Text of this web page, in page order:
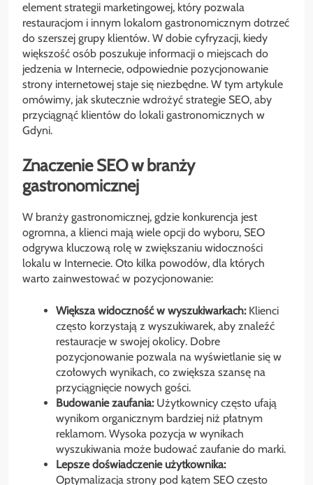
element strategii marketingowej, który pozwala
restauracjom i innym lokalom gastronomicznym dotrzeć
do szerszej grupy klientów. W dobie cyfryzacji, kiedy
większość osób poszukuje informacji o miejscach do
jedzenia w Internecie, odpowiednie pozycjonowanie
strony internetowej staje się niezbędne. W tym artykule
omówimy, jak skutecznie wdrożyć strategie SEO, aby
przyciągnąć klientów do lokali gastronomicznych w
Gdyni.
Znaczenie SEO w branży
gastronomicznej
W branży gastronomicznej, gdzie konkurencja jest
ogromna, a klienci mają wiele opcji do wyboru, SEO
odgrywa kluczową rolę w zwiększaniu widoczności
lokalu w Internecie. Oto kilka powodów, dla których
warto zainwestować w pozycjonowanie:
Większa widoczność w wyszukiwarkach:Klienci
często korzystają z wyszukiwarek, aby znaleźć
restauracje w swojej okolicy. Dobre
pozycjonowanie pozwala na wyświetlanie się w
czołowych wynikach, co zwiększa szansę na
przyciągnięcie nowych gości.
Budowanie zaufania:Użytkownicy często ufają
wynikom organicznym bardziej niż płatnym
reklamom. Wysoka pozycja w wynikach
wyszukiwania może budować zaufanie do marki.
Lepsze doświadczenie użytkownika:
Optymalizacja strony pod kątem SEO często